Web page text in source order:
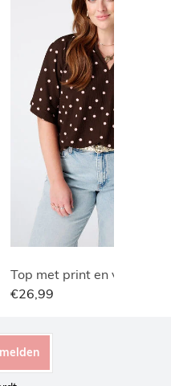
Top met print en v-hals
€26,99